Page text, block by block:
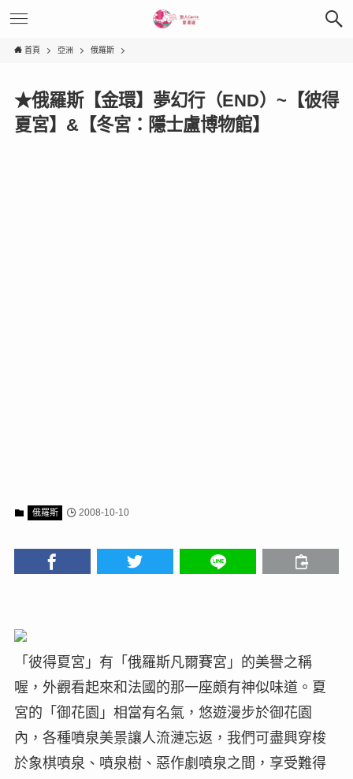
首頁 亞洲 俄羅斯
★俄羅斯【金環】夢幻行（END）~【彼得
夏宮】&【冬宮：隱士盧博物館】
俄羅斯 2008-10-10
「彼得夏宮」有「俄羅斯凡爾賽宮」的美譽之稱
喔，外觀看起來和法國的那一座頗有神似味道。夏
宮的「御花園」相當有名氣，悠遊漫步於御花園
內，各種噴泉美景讓人流漣忘返，我們可盡興穿梭
於象棋噴泉、噴泉樹、惡作劇噴泉之間，享受難得